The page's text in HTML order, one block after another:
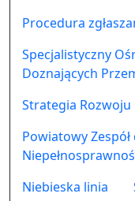
Procedura
Specjalistyczny
Doznających
Strategia Rozwoju
Powiatowy
Niebieska linia